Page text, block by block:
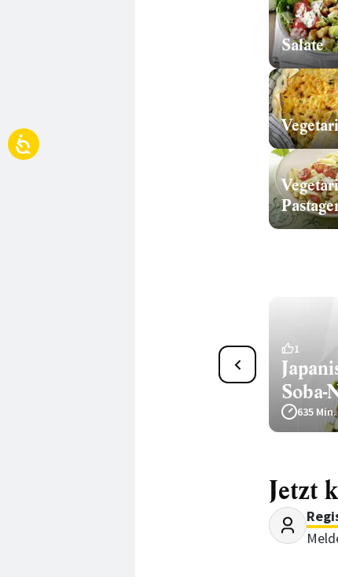
Salate
1
Soba-
635 Min.
Jetzt